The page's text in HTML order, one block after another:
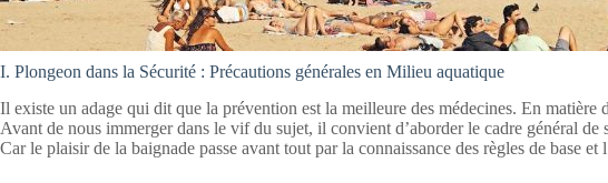
I. Plongeon dans la Sécurité : Précautions générales en Milieu aquatique
Il existe un adage qui dit que la prévention est la meilleure des médecines. En matière
Avant de nous immerger dans le vif du sujet, il convient d’aborder le cadre général
Car le plaisir de la baignade passe avant tout par la connaissance des règles de base et